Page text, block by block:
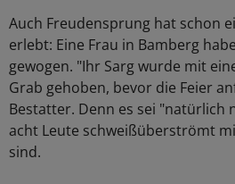
Auch Freudensprung hat schon
erlebt: Eine Frau in Bamberg
gewogen. "Ihr Sarg wurde mit
Grab gehoben, bevor die Feier
Bestatter. Denn es sei "natürlich
acht Leute schweißüberströmt
sind.